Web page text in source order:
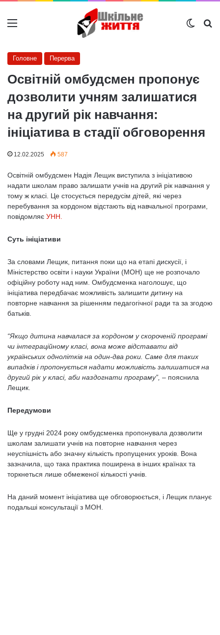
Меню
Головне Перерва
Освітній омбудсмен пропонує
дозволити учням залишатися
на другий рік навчання:
ініціатива в стадії обговорення
12.02.2025 587
Освітній омбудсмен Надія Лещик виступила з ініціативою
надати школам право залишати учнів на другий рік навчання у
тому ж класі. Це стосується передусім дітей, які через
перебування за кордоном відстають від навчальної програми,
повідомляє УНН.
Суть ініціативи
За словами Лещик, питання поки що на етапі дискусії, і
Міністерство освіти і науки України (МОН) ще не розпочало
офіційну роботу над ним. Омбудсменка наголошує, що
ініціатива передбачає можливість залишити дитину на
повторне навчання за рішенням педагогічної ради та за згодою
батьків.
“Якщо дитина навчалася за кордоном у скороченій програмі
чи інтеграційному класі, вона може відставати від
українських однолітків на один-два роки. Саме для таких
випадків і пропонується надати можливість залишатися на
другий рік у класі, аби наздогнати програму”, – пояснила
Лещик.
Передумови
Ще у грудні 2024 року омбудсменка пропонувала дозволити
школам залишати учнів на повторне навчання через
неуспішність або значну кількість пропущених уроків. Вона
зазначила, що така практика поширена в інших країнах та
торкнеться лише обмеженої кількості учнів.
На даний момент ініціатива ще обговорюється, і Лещик планує
подальші консультації з МОН.